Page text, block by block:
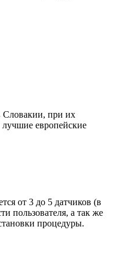
Словакии, при их
лучшие европейские
от 3 до 5 датчиков (в
пользователя, а так же
процедуры.